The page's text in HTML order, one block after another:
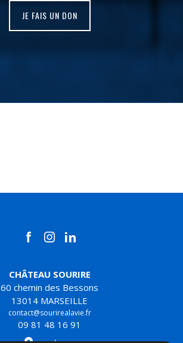
JE FAIS UN DON
CHÂTEAU SOURIRE
60 chemin des Bessons
13014 MARSEILLE
contact@sourirealavie.fr
09 81 48 16 91